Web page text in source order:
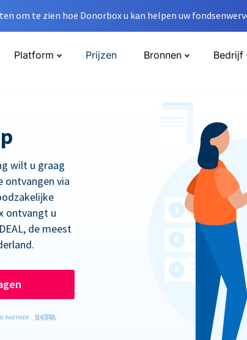
om te zien hoe Donorbox u kan helpen uw
Platform Prijzen Bronnen Bedrijf
wilt u graag
ontvangen via
ontvangt u
de meest